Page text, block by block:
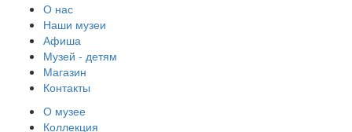
О нас
Наши музеи
Афиша
Музей - детям
Магазин
Контакты
О музее
Коллекция